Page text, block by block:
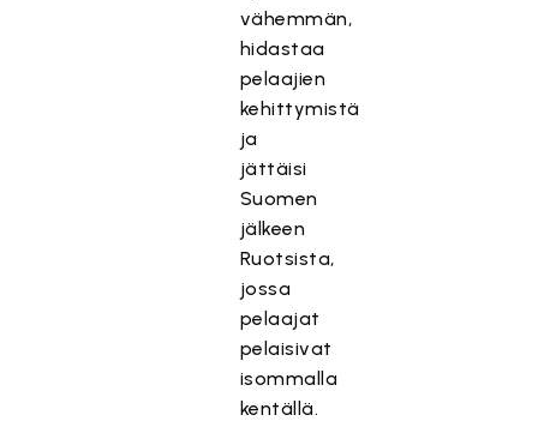
vähemmän,
hidastaa
pelaajien
kehittymistä
ja
jättäisi
Suomen
jälkeen
Ruotsista,
jossa
pelaajat
pelaisivat
isommalla
kentällä.